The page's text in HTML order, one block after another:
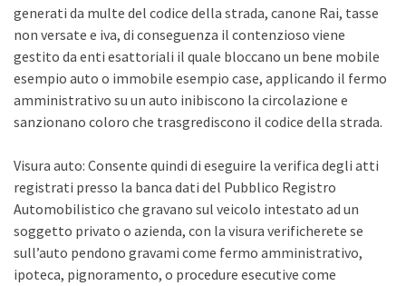
generati da multe del codice della strada, canone Rai, tasse
non versate e iva, di conseguenza il contenzioso viene
gestito da enti esattoriali il quale bloccano un bene mobile
esempio auto o immobile esempio case, applicando il fermo
amministrativo su un auto inibiscono la circolazione e
sanzionano coloro che trasgrediscono il codice della strada.
Visura auto: Consente quindi di eseguire la verifica degli atti
registrati presso la banca dati del Pubblico Registro
Automobilistico che gravano sul veicolo intestato ad un
soggetto privato o azienda, con la visura verificherete se
sull’auto pendono gravami come fermo amministrativo,
ipoteca, pignoramento, o procedure esecutive come